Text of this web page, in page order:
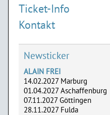
Ticket-Info
Kontakt
Newsticker
ALAIN FREI
14.02.2027 Marburg
01.04.2027 Aschaffenburg
ADLERHERZEN
05.-07.05. Dreieich,
02.-04.06. Frankfurt,
28.-29.08. Marburg,
18.-19.09. Limburg